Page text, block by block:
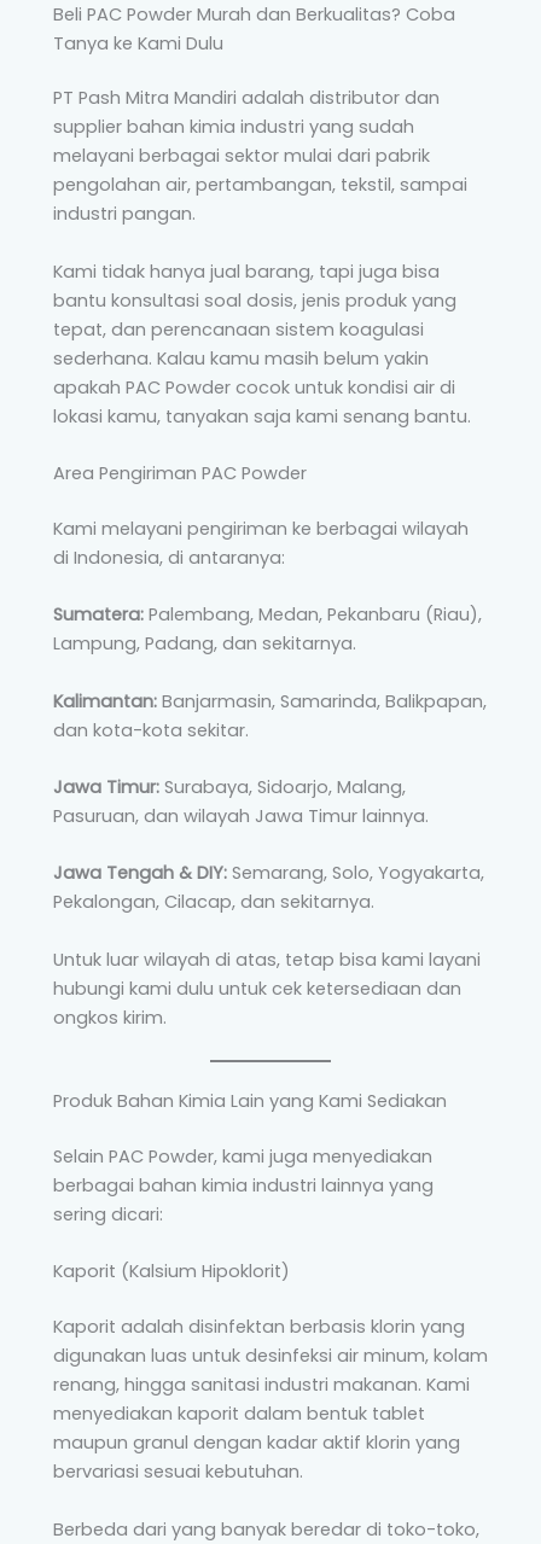
Beli PAC Powder Murah dan Berkualitas? Coba
Tanya ke Kami Dulu
PT Pash Mitra Mandiri adalah distributor dan
supplier bahan kimia industri yang sudah
melayani berbagai sektor mulai dari pabrik
pengolahan air, pertambangan, tekstil, sampai
industri pangan.
Kami tidak hanya jual barang, tapi juga bisa
bantu konsultasi soal dosis, jenis produk yang
tepat, dan perencanaan sistem koagulasi
sederhana. Kalau kamu masih belum yakin
apakah PAC Powder cocok untuk kondisi air di
lokasi kamu, tanyakan saja kami senang bantu.
Area Pengiriman PAC Powder
Kami melayani pengiriman ke berbagai wilayah
di Indonesia, di antaranya:
Sumatera: Palembang, Medan, Pekanbaru (Riau),
Lampung, Padang, dan sekitarnya.
Kalimantan: Banjarmasin, Samarinda, Balikpapan,
dan kota-kota sekitar.
Jawa Timur: Surabaya, Sidoarjo, Malang,
Pasuruan, dan wilayah Jawa Timur lainnya.
Jawa Tengah & DIY: Semarang, Solo, Yogyakarta,
Pekalongan, Cilacap, dan sekitarnya.
Untuk luar wilayah di atas, tetap bisa kami layani
hubungi kami dulu untuk cek ketersediaan dan
ongkos kirim.
Produk Bahan Kimia Lain yang Kami Sediakan
Selain PAC Powder, kami juga menyediakan
berbagai bahan kimia industri lainnya yang
sering dicari:
Kaporit (Kalsium Hipoklorit)
Kaporit adalah disinfektan berbasis klorin yang
digunakan luas untuk desinfeksi air minum, kolam
renang, hingga sanitasi industri makanan. Kami
menyediakan kaporit dalam bentuk tablet
maupun granul dengan kadar aktif klorin yang
bervariasi sesuai kebutuhan.
Berbeda dari yang banyak beredar di toko-toko,